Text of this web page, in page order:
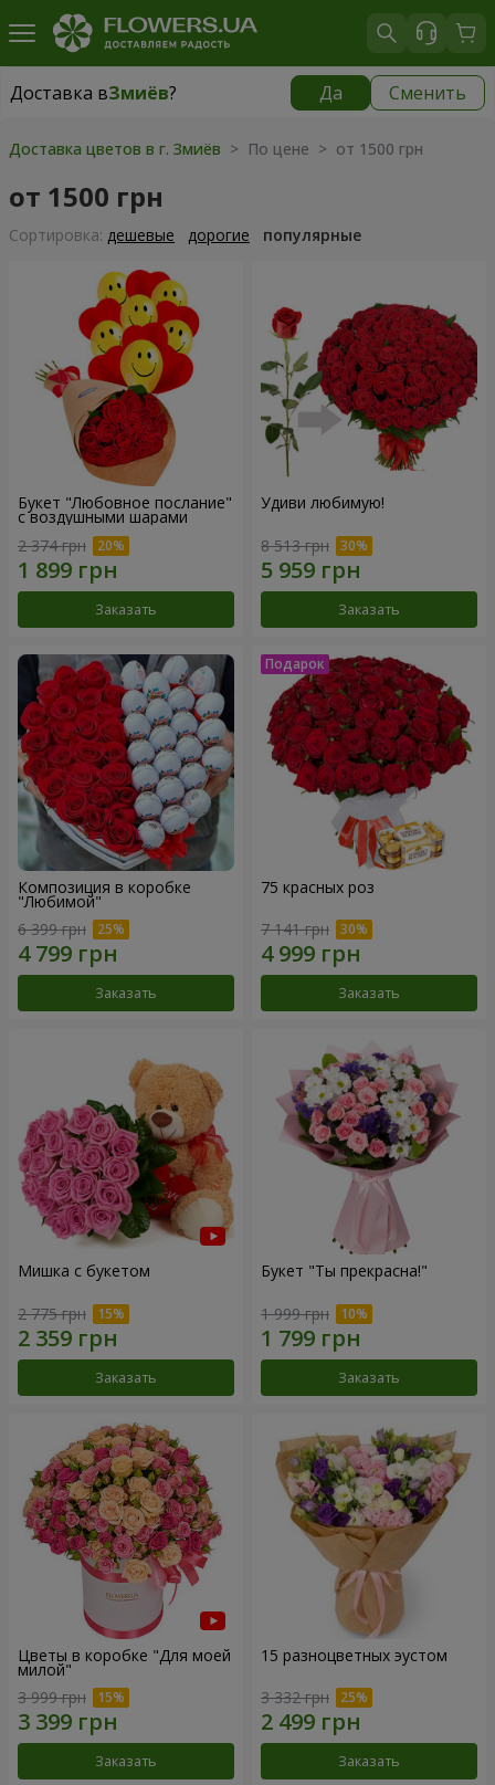
Доставка вЗмиёв? Да Сменить
Доставка вЗмиёв|
Доставка цветов в г. Змиёв > По цене > от 1500 грн
от 1500 грн
Cортировка: дешевые дорогие популярные
Букет "Любовное послание"
с воздушными шарами
2 374 грн
Заказать
Удиви любимую!
8 513 грн
Заказать
Композиция в коробке
"Любимой"
6 399 грн
Заказать
75 красных роз
7 141 грн
Заказать
Мишка с букетом
2 775 грн
Заказать
Букет "Ты прекрасна!"
1 999 грн
Заказать
Цветы в коробке "Для моей
милой"
3 999 грн
Заказать
15 разноцветных эустом
3 332 грн
Заказать